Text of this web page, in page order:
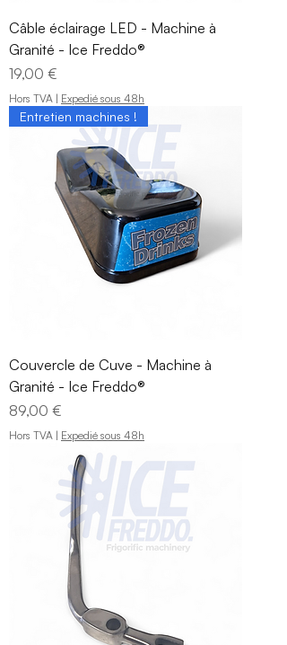
Câble éclairage LED - Machine à
Granité - Ice Freddo®
Prix
19,00 €
Hors TVA | Expedié sous 48h
Entretien machines !
Couvercle de Cuve - Machine à
Granité - Ice Freddo®
Prix
89,00 €
Hors TVA | Expedié sous 48h